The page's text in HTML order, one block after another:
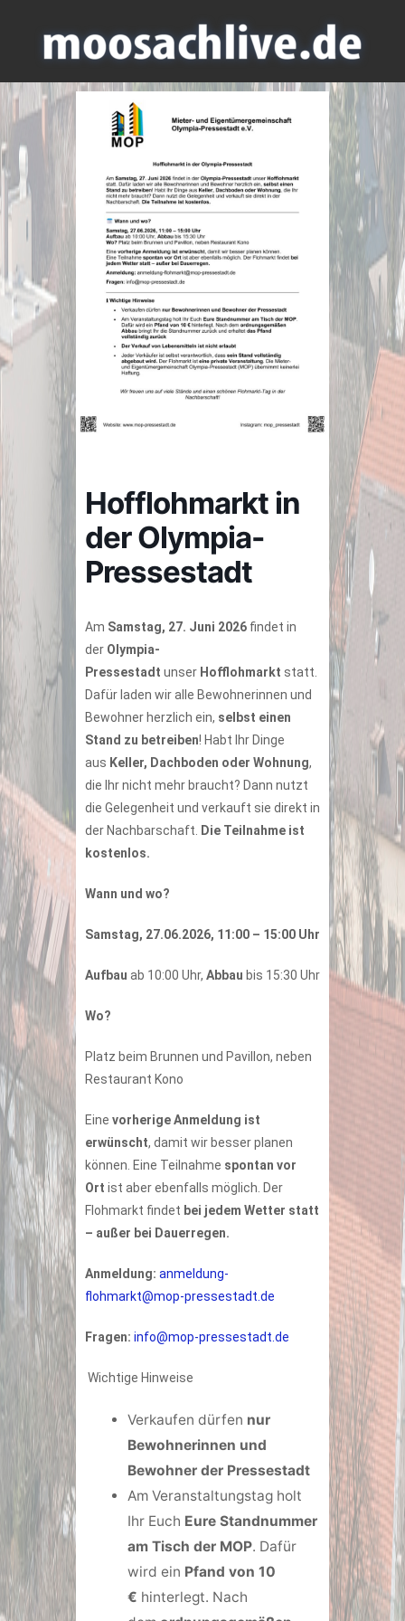
Hofflohmarkt in
der Olympia-
Pressestadt
Am Samstag, 27. Juni 2026 findet in
der Olympia-
Pressestadt unser Hofflohmarkt statt.
Dafür laden wir alle Bewohnerinnen und
Bewohner herzlich ein, selbst einen
Stand zu betreiben! Habt Ihr Dinge
aus Keller, Dachboden oder Wohnung,
die Ihr nicht mehr braucht? Dann nutzt
die Gelegenheit und verkauft sie direkt in
der Nachbarschaft.
Die Teilnahme ist
kostenlos.
Wann und wo?
Samstag, 27.06.2026, 11:00 – 15:00 Uhr
Aufbau ab 10:00 Uhr, Abbau bis 15:30 Uhr
Wo?
Platz beim Brunnen und Pavillon, neben
Restaurant Kono
Eine vorherige Anmeldung ist
erwünscht, damit wir besser planen
können. Eine Teilnahme spontan vor
Ort ist aber ebenfalls möglich. Der
Flohmarkt findet bei jedem Wetter statt
– außer bei Dauerregen.
Anmeldung: anmeldung-
flohmarkt@mop-pressestadt.de
Fragen: info@mop-pressestadt.de
Wichtige Hinweise
Verkaufen dürfen nur
Bewohnerinnen und
Bewohner der Pressestadt
Am Veranstaltungstag holt
Ihr Euch Eure Standnummer
am Tisch der MOP. Dafür
wird ein Pfand von 10
€ hinterlegt. Nach